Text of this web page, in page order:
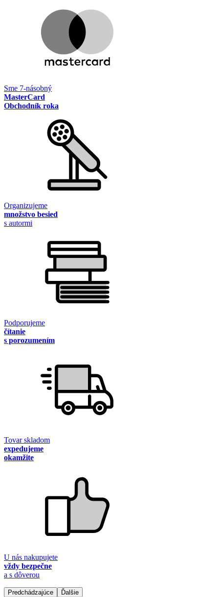
Sme 7-násobný
MasterCard
Obchodník roka
Organizujeme
množstvo besied
s autormi
Podporujeme
čítanie
s porozumením
Tovar skladom
expedujeme
okamžite
U nás nakupujete
vždy bezpečne
a s dôverou
Predchádzajúce Ďalšie